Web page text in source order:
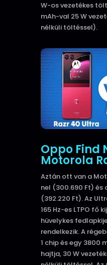
W-os vezetékes
mAh-val 25 W
nélküli töltéssel).
Oppo Find
Motorola
Aztán ott van a
nel (300.690 Ft) és
(392.220 Ft).Az
165 Hz-es LTPO fő
hüvelykes
rendelkezik.A
1 chip és egy 3800
hajtja, 30 W